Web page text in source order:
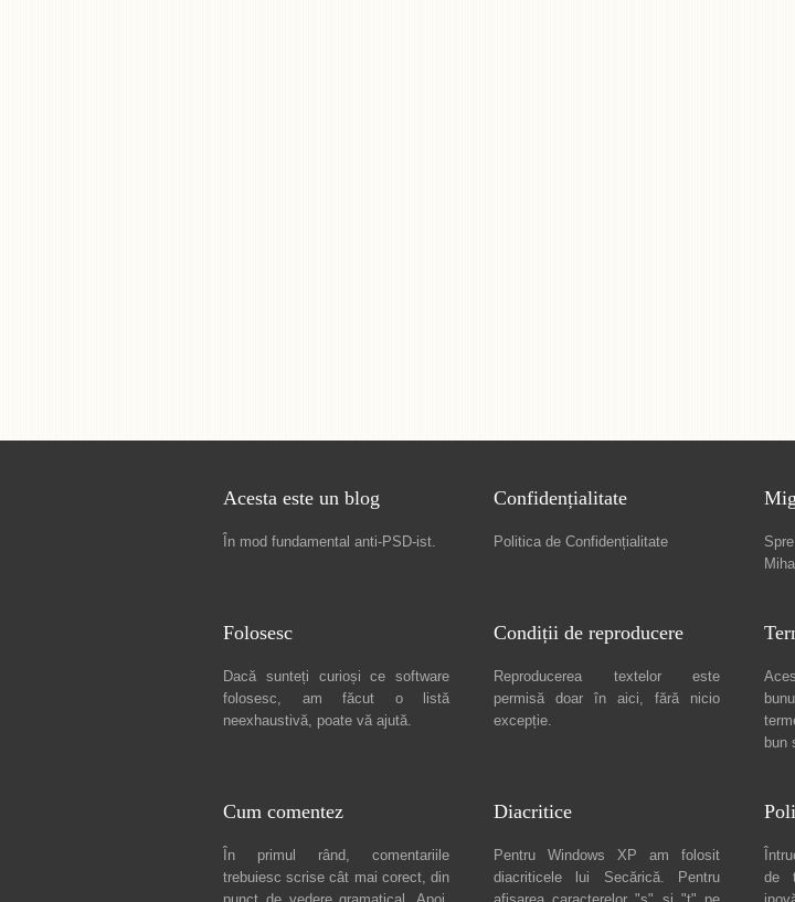
Acesta este un blog
În mod fundamental anti-PSD-ist.
Confidențialitate
Politica de Confidențialitate Spre
Folosesc
Dacă sunteți curioși ce software
folosesc, am făcut o listă
neexhaustivă, poate vă ajută.
Condiții de reproducere
Reproducerea textelor este
permisă doar în aici, fără nicio
excepție.
bun
Cum comentez
În primul rând, comentariile
trebuiesc scrise cât mai corect, din
Diacritice
Pentru Windows XP am folosit
diacriticele lui Secărică. Pentru
de